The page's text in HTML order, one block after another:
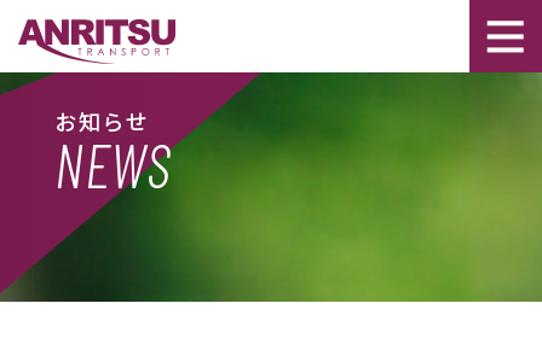
お知らせ
NEWS